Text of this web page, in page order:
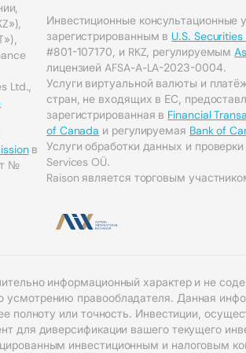
Ltd.,
в
№
Инвестиционные консультационные
зарегистрированным в U.S.
#801-107170, и RKZ, регулируемым
лицензией AFSA-A-LA-2023-0004.
Услуги виртуальной валюты и
стран, не входящих в ЕС,
зарегистрированная в Financial
of Canada и регулируемая Bank of
Услуги обработки данных и
Services OÜ.
Raison является торговым
информационный характер и не
правообладателя. Данная
полноту или точность. Инвестиции,
для диверсификации вашего текущего
инвестиционным и налоговым